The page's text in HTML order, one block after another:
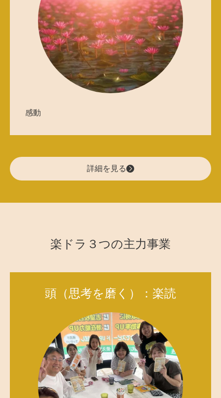
感動
詳細を見る
楽ドラ３つの主力事業
頭（思考を磨く）：楽読